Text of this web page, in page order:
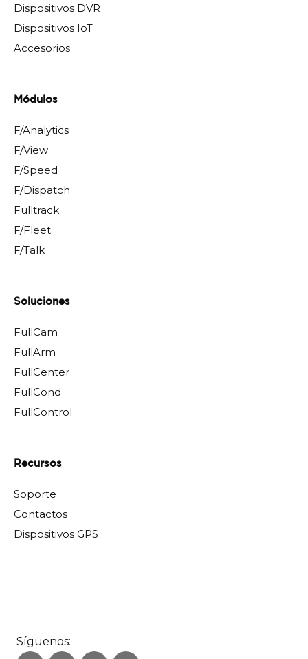
Dispositivos DVR
Dispositivos IoT
Accesorios
Módulos
F/Analytics
F/View
F/Speed
F/Dispatch
Fulltrack
F/Fleet
F/Talk
Soluciones
FullCam
FullArm
FullCenter
FullCond
FullControl
Recursos
Soporte
Contactos
Dispositivos GPS
Síguenos: